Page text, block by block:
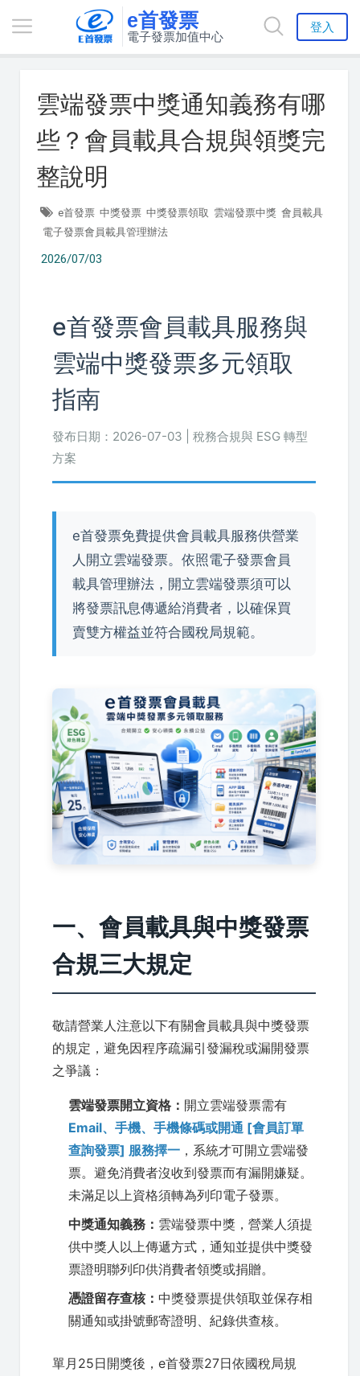
e首發票
電子發票加值中心
登入
雲端發票中獎通知義務有哪
些？會員載具合規與領獎完
整說明
e首發票 中獎發票 中獎發票領取 雲端發票中獎 會員載具
電子發票會員載具管理辦法
2026/07/03
e首發票會員載具服務與
雲端中獎發票多元領取
指南
發布日期：2026-07-03 | 稅務合規與 ESG 轉型
方案
e首發票免費提供會員載具服務供營業
人開立雲端發票。依照電子發票會員
載具管理辦法，開立雲端發票須可以
將發票訊息傳遞給消費者，以確保買
賣雙方權益並符合國稅局規範。
一、會員載具與中獎發票
合規三大規定
敬請營業人注意以下有關會員載具與中獎發票
的規定，避免因程序疏漏引發漏稅或漏開發票
之爭議：
雲端發票開立資格： 開立雲端發票需有
Email、手機、手機條碼或開通 [會員訂單
查詢發票] 服務擇一 ，系統才可開立雲端發
票。避免消費者沒收到發票而有漏開嫌疑。
未滿足以上資格須轉為列印電子發票。
中獎通知義務： 雲端發票中獎，營業人須提
供中獎人以上傳遞方式，通知並提供中獎發
票證明聯列印供消費者領獎或捐贈。
憑證留存查核： 中獎發票提供領取並保存相
關通知或掛號郵寄證明、紀錄供查核。
單月25日開獎後，e首發票27日依國稅局規